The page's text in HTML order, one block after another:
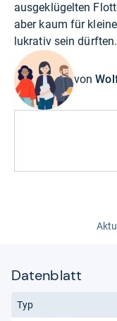
ausgeklügelten
aber kaum für
lukrativ sein dürften.
von
Datenblatt
Typ